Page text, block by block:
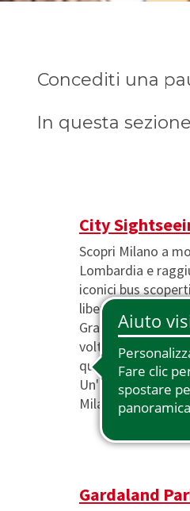
Malpensa Express
Carte Regalo
Concediti una
In questa
City
Scopri Milano a
Lombardia e
iconici bus
libertà.
Grazie al servizio
volte che vuoi
quartieri storici ai
Un'unica
Milano senza stress.
Gardaland